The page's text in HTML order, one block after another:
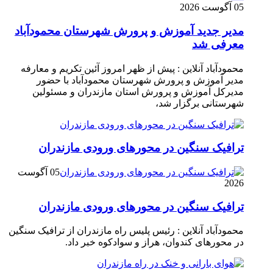
05 آگوست 2026
مدیر جدید آموزش و پرورش شهرستان محمودآباد
معرفی شد
محمودآباد آنلاین : پیش از ظهر امروز آئین تکریم و معارفه
مدیر آموزش و پرورش شهرستان محمودآباد با حضور
مدیرکل آموزش و پرورش استان مازندران و مسئولین
شهرستانی برگزار شد،
ترافیک سنگین در محور‌های ورودی مازندران
05 آگوست
2026
ترافیک سنگین در محور‌های ورودی مازندران
محمودآباد آنلاین : رئیس پلیس راه مازندران از ترافیک سنگین
در محور‌های کندوان، هراز و سوادکوه خبر داد.